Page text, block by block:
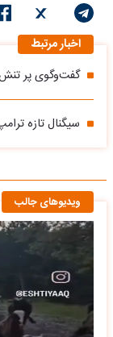
اخبار مرتبط
گفت‌وگوی پر تنش
سیگنال تازه
ویدیوهای جالب